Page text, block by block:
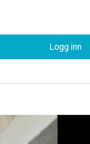
Logg inn